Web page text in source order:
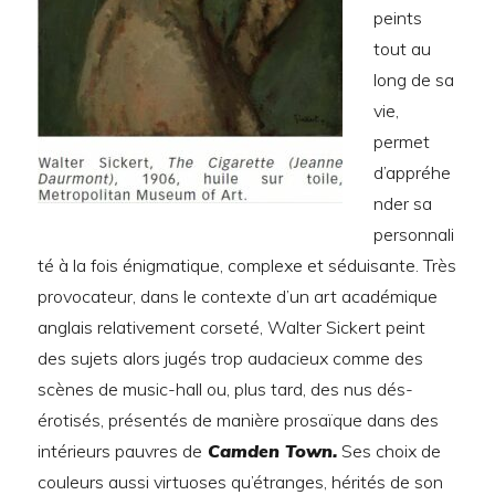
peints
tout au
long de sa
vie,
permet
d’appréhe
nder sa
personnali
té à la fois énigmatique, complexe et séduisante. Très
provocateur, dans le contexte d’un art académique
anglais relativement corseté, Walter Sickert peint
des sujets alors jugés trop audacieux comme des
scènes de music-hall ou, plus tard, des nus dés-
érotisés, présentés de manière prosaïque dans des
intérieurs pauvres de Camden Town. Ses choix de
couleurs aussi virtuoses qu’étranges, hérités de son